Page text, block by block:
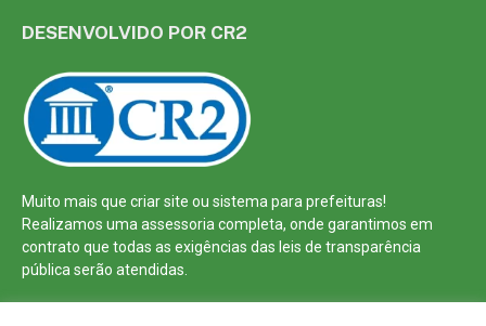
DESENVOLVIDO POR CR2
Muito mais que criar site ou sistema para prefeituras!
Realizamos uma assessoria completa, onde garantimos em
contrato que todas as exigências das leis de transparência
pública serão atendidas.